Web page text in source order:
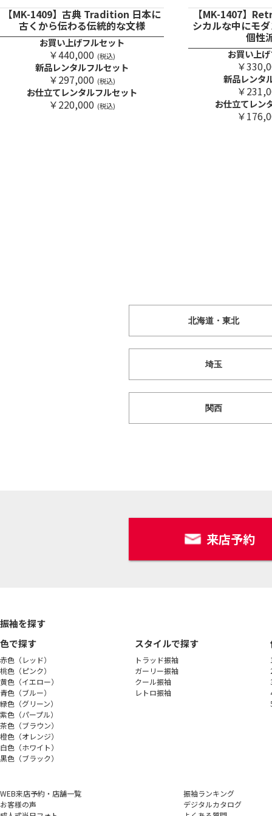
【MK-1409】古典 Tradition 日本に
古くから伝わる伝統的な文様
お買い上げフルセット
￥440,000 (税込)
新品レンタルフルセット
￥297,000 (税込)
お仕立てレンタルフルセット
￥220,000 (税込)
【MK-1407】
シカルな中にモ
個性
お買い上
￥
新品レンタ
￥
お仕立てレン
￥
北海道・東北
埼玉
関西
来店予約
振袖を探す
色で探す
赤色（レッド）
桃色（ピンク）
黄色（イエロー）
青色（ブルー）
緑色（グリーン）
紫色（パープル）
茶色（ブラウン）
橙色（オレンジ）
白色（ホワイト）
黒色（ブラック）
スタイルで探す
トラッド振袖
ガーリー振袖
クール振袖
レトロ振袖
WEB来店予約・店舗一覧
お客様の声
振袖ランキング
デジタルカタログ